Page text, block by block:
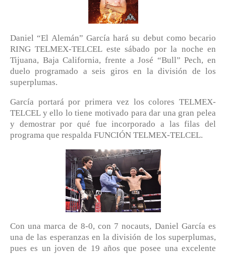
Daniel “El Alemán” García hará su debut como becario
RING TELMEX-TELCEL este sábado por la noche en
Tijuana, Baja California, frente a José “Bull” Pech, en
duelo programado a seis giros en la división de los
superplumas.
García portará por primera vez los colores TELMEX-
TELCEL y ello lo tiene motivado para dar una gran pelea
y demostrar por qué fue incorporado a las filas del
programa que respalda FUNCIÓN TELMEX-TELCEL.
Con una marca de 8-0, con 7 nocauts, Daniel García es
una de las esperanzas en la división de los superplumas,
pues es un joven de 19 años que posee una excelente